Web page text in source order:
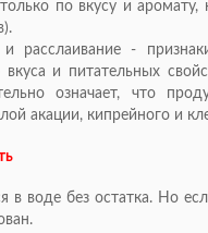
по вкусу и
и расслаивание -
и питательных
означает, что
акации, кипрейного и
в воде без остатка. Но